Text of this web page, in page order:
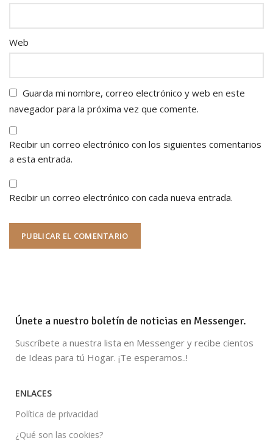
Web
Guarda mi nombre, correo electrónico y web en este
navegador para la próxima vez que comente.
Recibir un correo electrónico con los siguientes comentarios
a esta entrada.
Recibir un correo electrónico con cada nueva entrada.
Únete a nuestro boletín de noticias en Messenger.
Suscríbete a nuestra lista en Messenger y recibe cientos
de Ideas para tú Hogar. ¡Te esperamos..!
ENLACES
Política de privacidad
¿Qué son las cookies?